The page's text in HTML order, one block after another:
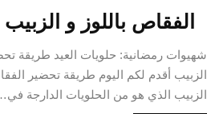
الفقاص باللوز و الزبيب
شهيوات رمضانية: حلويات العيد طريقة
الزبيب أقدم لكم اليوم طريقة تحضير
الزبيب الذي هو من الحلويات الدارجة